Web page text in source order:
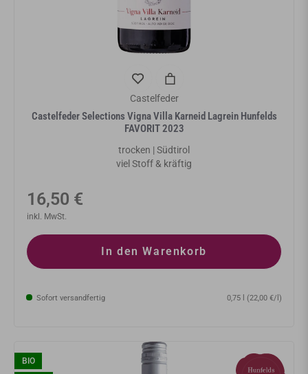
Castelfeder
Castelfeder Selections Vigna Villa Karneid Lagrein Hunfelds
FAVORIT 2023
trocken | Südtirol
viel Stoff & kräftig
Normaler
Preis
16,50 €
inkl. MwSt.
In den Warenkorb
Sofort versandfertig 0,75 l (22,00 €/l)
BIO